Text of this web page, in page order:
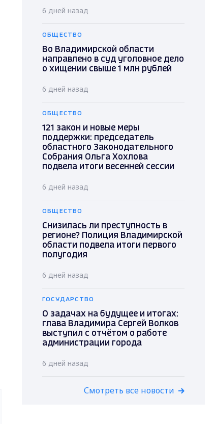
6 дней назад
ОБЩЕСТВО
Во Владимирской области
направлено в суд уголовное дело
о хищении свыше 1 млн рублей
6 дней назад
ОБЩЕСТВО
121 закон и новые меры
поддержки: председатель
областного Законодательного
Собрания Ольга Хохлова
подвела итоги весенней сессии
6 дней назад
ОБЩЕСТВО
Снизилась ли преступность в
регионе? Полиция Владимирской
области подвела итоги первого
полугодия
6 дней назад
ГОСУДАРСТВО
О задачах на будущее и итогах:
глава Владимира Сергей Волков
выступил с отчётом о работе
администрации города
6 дней назад
Смотреть все новости